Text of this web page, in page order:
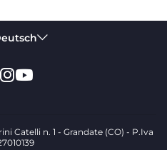
Catelli n. 1 - Grandate (CO) - P.Iva